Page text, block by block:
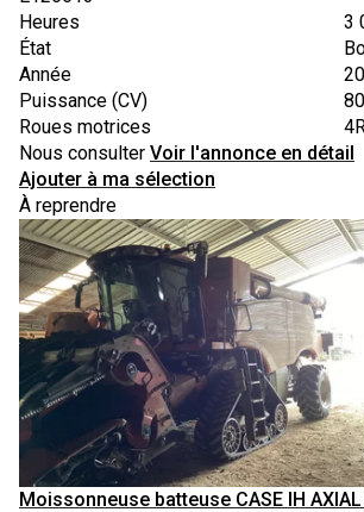
Heures
3
État
Année
Puissance (CV)
Roues motrices
Nous consulter Voir l'annonce en détail
Ajouter à ma sélection
À reprendre
Moissonneuse batteuse CASE IH